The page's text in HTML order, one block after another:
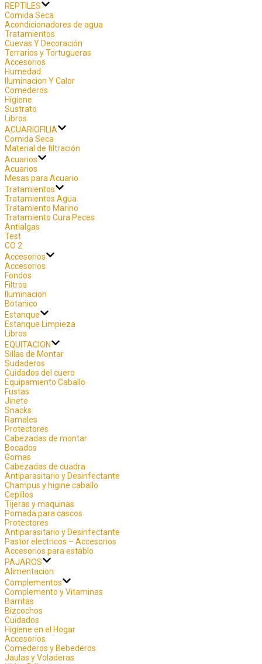
REPTILES
Comida Seca
Acondicionadores de agua
Tratamientos
Cuevas Y Decoración
Terrarios y Tortugueras
Accesorios
Humedad
Iluminacion Y Calor
Comederos
Higiene
Sustrato
Libros
ACUARIOFILIA
Comida Seca
Material de filtración
Acuarios
Acuarios
Mesas para Acuario
Tratamientos
Tratamientos Agua
Tratamiento Marino
Tratamiento Cura Peces
Antialgas
Test
CO 2
Accesorios
Accesorios
Fondos
Filtros
Iluminacion
Botanico
Estanque
Estanque Limpieza
Libros
EQUITACION
Sillas de Montar
Sudaderos
Cuidados del cuero
Equipamiento Caballo
Fustas
Jinete
Snacks
Ramales
Protectores
Cabezadas de montar
Bocados
Gomas
Cabezadas de cuadra
Antiparasitario y Desinfectante
Champus y higine caballo
Cepillos
Tijeras y maquinas
Pomada para cascos
Protectores
Antiparasitario y Desinfectante
Pastor electricos – Accesorios
Accesorios para establo
PAJAROS
Alimentacion
Complementos
Complemento y Vitaminas
Barritas
Bizcochos
Cuidados
Higiene en el Hogar
Accesorios
Comederos y Bebederos
Jaulas y Voladeras